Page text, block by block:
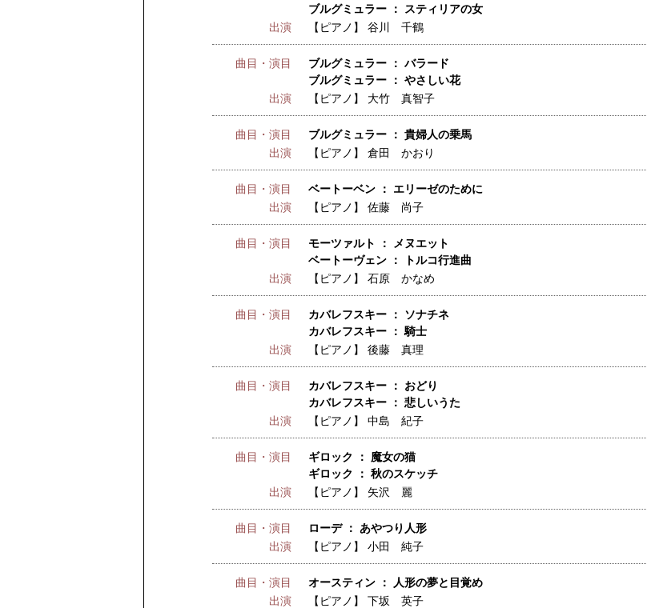
ブルグミュラー ： スティリアの女
出演
【ピアノ】 谷川 千鶴
曲目・演目
ブルグミュラー ： バラード
ブルグミュラー ： やさしい花
出演
【ピアノ】 大竹 真智子
曲目・演目
ブルグミュラー ： 貴婦人の乗馬
出演
【ピアノ】 倉田 かおり
曲目・演目
ベートーベン ： エリーゼのために
出演
【ピアノ】 佐藤 尚子
曲目・演目
モーツァルト ： メヌエット
ベートーヴェン ： トルコ行進曲
出演
【ピアノ】 石原 かなめ
曲目・演目
カバレフスキー ： ソナチネ
カバレフスキー ： 騎士
出演
【ピアノ】 後藤 真理
曲目・演目
カバレフスキー ： おどり
カバレフスキー ： 悲しいうた
出演
【ピアノ】 中島 紀子
曲目・演目
ギロック ： 魔女の猫
ギロック ： 秋のスケッチ
出演
【ピアノ】 矢沢 麗
曲目・演目
ローデ ： あやつり人形
出演
【ピアノ】 小田 純子
曲目・演目
オースティン ： 人形の夢と目覚め
出演
【ピアノ】 下坂 英子